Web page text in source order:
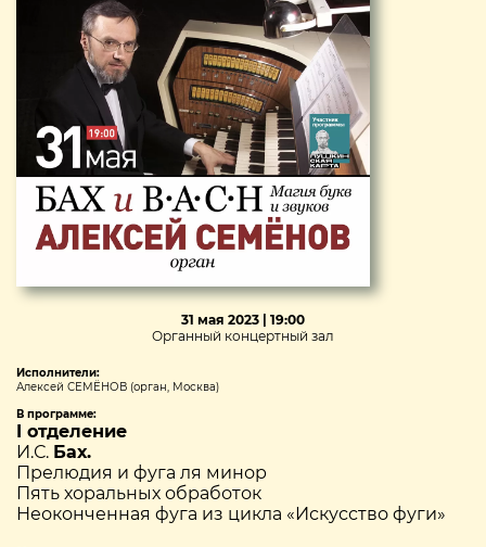
31 мая 2023 | 19:00
Органный концертный зал
Исполнители:
Алексей СЕМЁНОВ (орган, Москва)
В программе:
I отделение
И.С. Бах.
Прелюдия и фуга ля минор
Пять хоральных обработок
Неоконченная фуга из цикла «Искусство фуги»